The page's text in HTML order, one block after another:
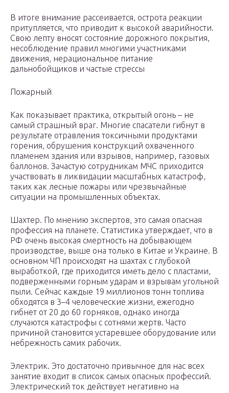
В итоге внимание рассеивается, острота реакции
притупляется, что приводит к высокой аварийности.
Свою лепту вносят состояние дорожного покрытия,
несоблюдение правил многими участниками
движения, нерациональное питание
дальнобойщиков и частые стрессы
Пожарный
Как показывает практика, открытый огонь – не
самый страшный враг. Многие спасатели гибнут в
результате отравления токсичными продуктами
горения, обрушения конструкций охваченного
пламенем здания или взрывов, например, газовых
баллонов. Зачастую сотрудникам МЧС приходится
участвовать в ликвидации масштабных катастроф,
таких как лесные пожары или чрезвычайные
ситуации на промышленных объектах.
Шахтер. По мнению экспертов, это самая опасная
профессия на планете. Статистика утверждает, что в
РФ очень высокая смертность на добывающем
производстве, выше она только в Китае и Украине. В
основном ЧП происходят на шахтах с глубокой
выработкой, где приходится иметь дело с пластами,
подверженными горным ударам и взрывам угольной
пыли. Сейчас каждые 19 миллионов тонн топлива
обходятся в 3–4 человеческие жизни, ежегодно
гибнет от 20 до 60 горняков, однако иногда
случаются катастрофы с сотнями жертв. Часто
причиной становится устаревшее оборудование или
небрежность самих рабочих.
Электрик. Это достаточно привычное для нас всех
занятие входит в список самых опасных профессий.
Электрический ток действует негативно на